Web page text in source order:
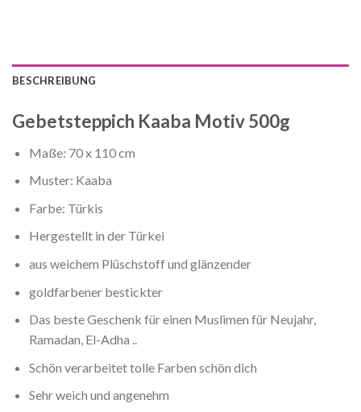
BESCHREIBUNG
Gebetsteppich Kaaba Motiv 500g
Maße: 70 x 110 cm
Muster: Kaaba
Farbe: Türkis
Hergestellt in der Türkei
aus weichem Plüschstoff und glänzender
goldfarbener bestickter
Das beste Geschenk für einen Muslimen für Neujahr,
Ramadan, El-Adha ..
Schön verarbeitet tolle Farben schön dich
Sehr weich und angenehm